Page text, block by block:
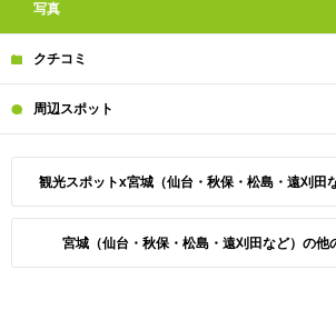
写真
クチコミ
周辺スポット
観光スポットx宮城（仙台・秋保・松島・遠刈田
宮城（仙台・秋保・松島・遠刈田など）の他